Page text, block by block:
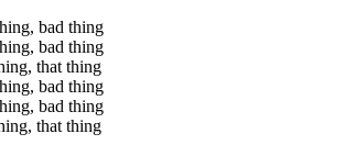
bad thing
bad thing
that thing
bad thing
bad thing
that thing